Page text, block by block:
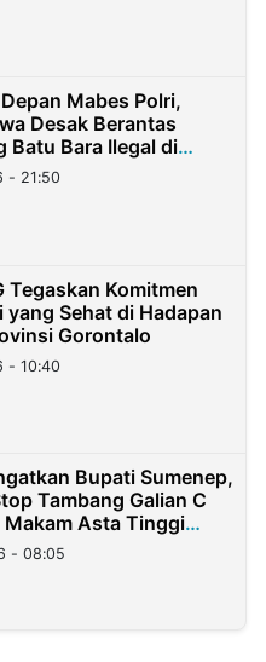
Mabes Polri,
Desak Berantas
Batu Bara Ilegal di
- 21:50
Tegaskan Komitmen
yang Sehat di Hadapan
Gorontalo
- 10:40
Bupati Sumenep,
Tambang Galian C
Makam Asta Tinggi
- 08:05